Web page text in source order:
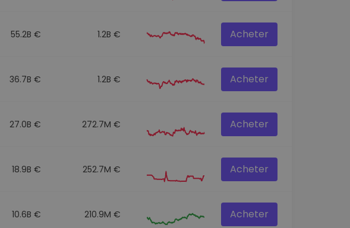
55.2B € 1.2B € Acheter
36.7B € 1.2B € Acheter
27.0B € 272.7M € Acheter
18.9B € 252.7M € Acheter
10.6B € 210.9M € Acheter